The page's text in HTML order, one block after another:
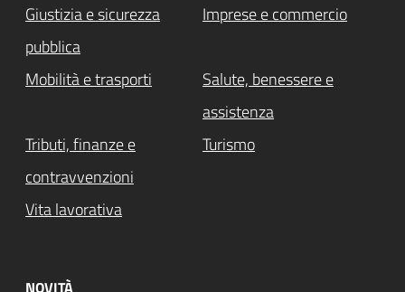
Giustizia e sicurezza
pubblica
Imprese e commercio
Mobilità e trasporti
Salute, benessere e
assistenza
Tributi, finanze e
contravvenzioni
Turismo
Vita lavorativa
NOVITÀ